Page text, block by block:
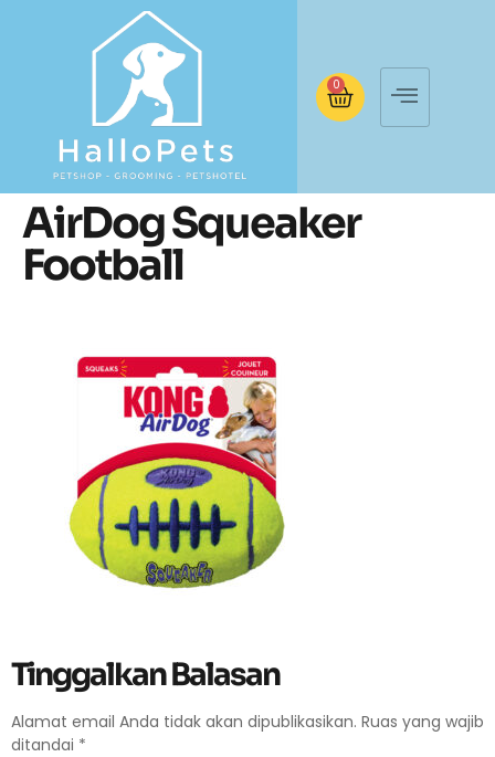
0
AirDog Squeaker
Football
Tinggalkan Balasan
Alamat email Anda tidak akan dipublikasikan. Ruas yang wajib
ditandai *